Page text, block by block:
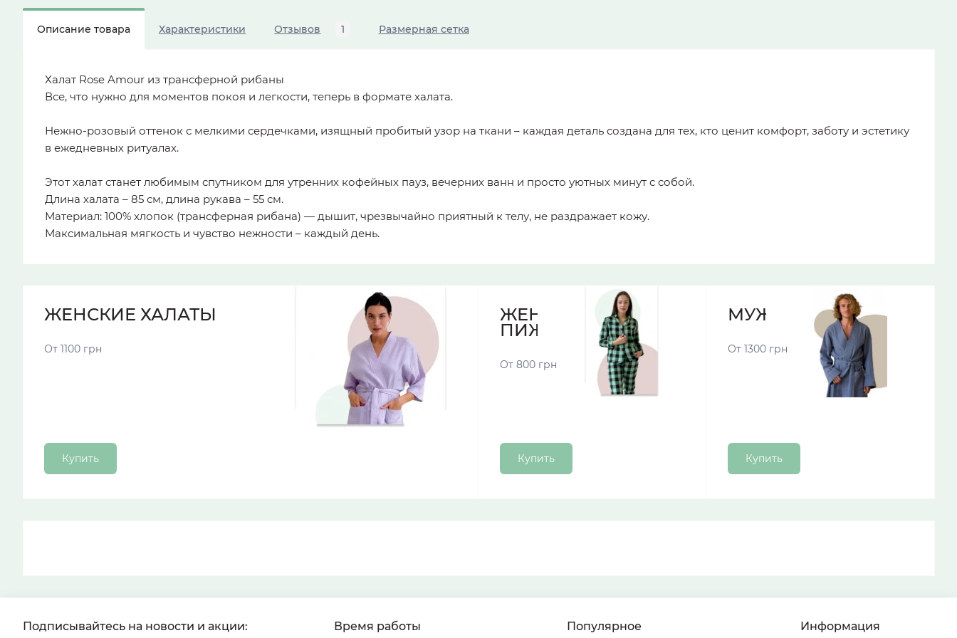
Описание товара Характеристики Отзывов 1 Размерная сетка
Халат Rose Amour из трансферной рибаны
Все, что нужно для моментов покоя и легкости, теперь в формате халата.
Нежно-розовый оттенок с мелкими сердечками, изящный пробитый узор на ткани – каждая деталь создана для тех, кто ценит комфорт, заботу и эстетику
в ежедневных ритуалах.
Этот халат станет любимым спутником для утренних кофейных пауз, вечерних ванн и просто уютных минут с собой.
Длина халата – 85 см, длина рукава – 55 см.
Материал: 100% хлопок (трансферная рибана) — дышит, чрезвычайно приятный к телу, не раздражает кожу.
Максимальная мягкость и чувство нежности – каждый день.
ЖЕНСКИЕ ХАЛАТЫ
От 1100 грн
Купить
ЖЕНСКИЕ
ПИЖАМЫ
От 800 грн
Купить
МУЖСКИЕ ХАЛАТЫ
От 1300 грн
Купить
Подписывайтесь на новости и акции: Время работы Популярное Информация